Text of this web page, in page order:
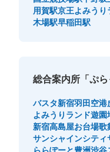
保管できる荷物数
/ ¥700中 4/ ¥500
このコイ
用賀駅京王よみうり
木場駅早稲田駅
総合案内所「ぷ
バスタ新宿羽田空港
よみうりランド遊園
新宿高島屋お台場歌
サンシャインシティ
ららぽーと豊洲渋谷